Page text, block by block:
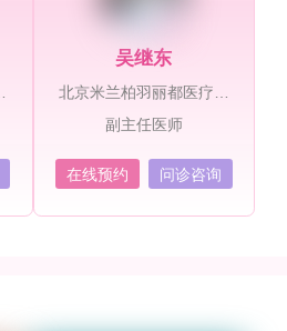
吴继东
北京米兰柏羽丽都医疗美
副主任医师
在线预约 问诊咨询